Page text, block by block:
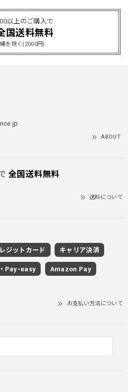
以上のご購入で
国送料無料
を除く(2000円)
イイし可愛いです！こういうのっ
ないようなデザインだと思うので
だ写真の通り袖の方が明らかに長
部は閉めずに使うかも。 チャッ
味が出ていい
クロスチャーム ビーズウォレットチェーン / CROSS CHARM BEADS WALLET CHAIN
安っぽくなく値段に見合ったクオ
ABOUT
全国送料無料
送料について
ジットカード キャリア決済
Pay-easy Amazon Pay
お支払い方法について